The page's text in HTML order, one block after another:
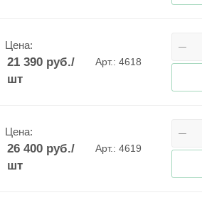
Цена:
21 390руб./
шт
Арт.: 4618
Цена:
26 400руб./
шт
Арт.: 4619